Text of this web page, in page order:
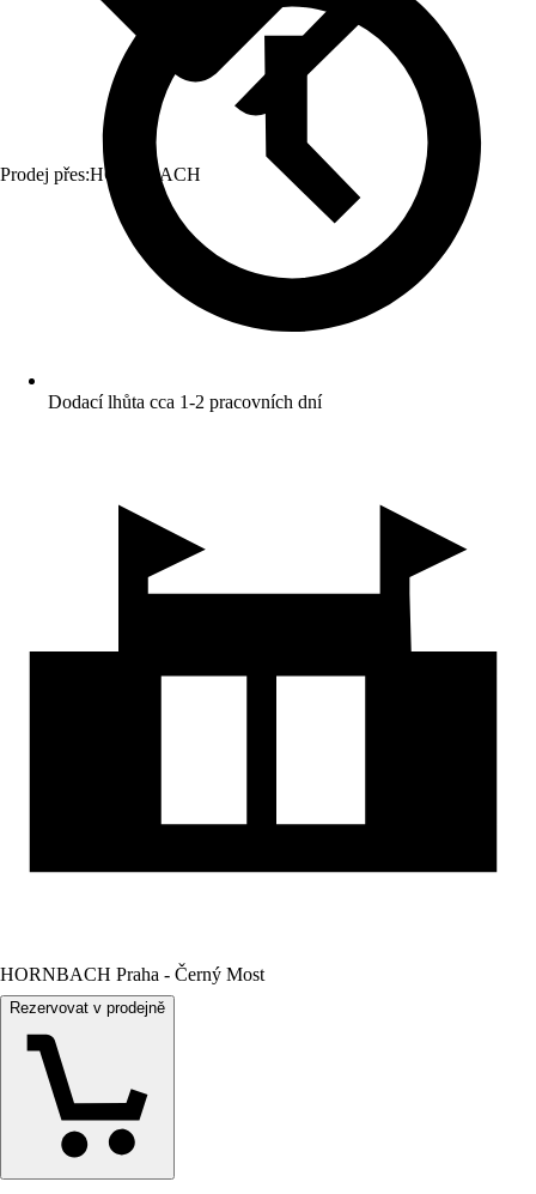
Prodej přes:HORNBACH
Dodací lhůta cca 1-2 pracovních dní
HORNBACH Praha - Černý Most
Rezervovat v prodejně